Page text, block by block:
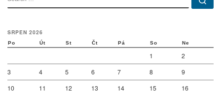
SRPEN 2026
Po Út St Čt Pá So Ne
1
2
3
4 5 6 7 8
9
10
11 12 13 14 15
16